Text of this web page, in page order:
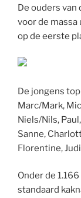
De ouders van
voor de massa
op de eerste
De jongens
Marc/Mark,
Niels/Nils,
Sanne,
Florentine,
Onder de
standaard